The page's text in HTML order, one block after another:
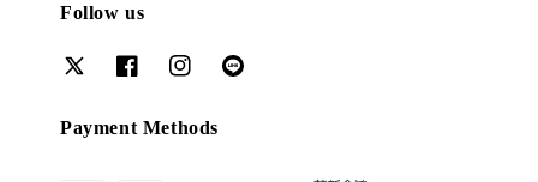
Follow us
Payment Methods